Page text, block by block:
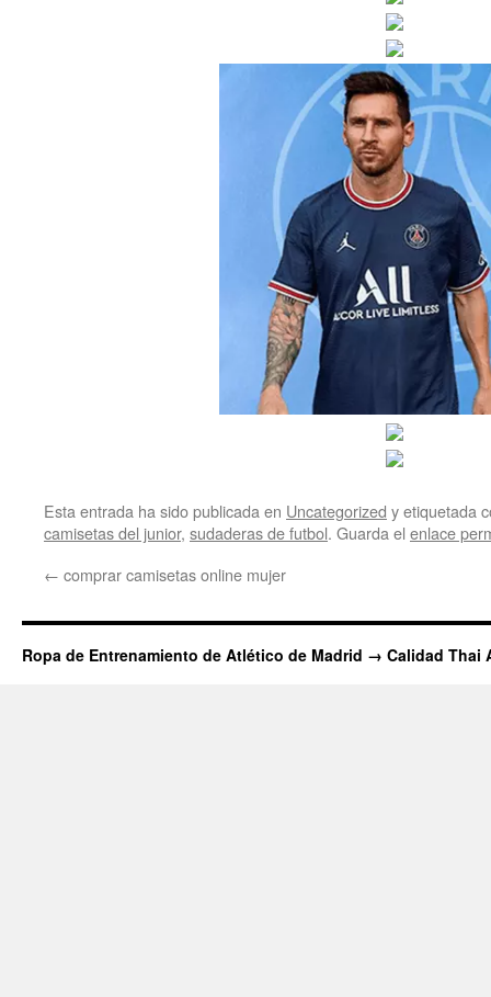
Esta entrada ha sido publicada en Uncategorized y etiquetada
camisetas del junior, sudaderas de futbol. Guarda el enlace
← comprar camisetas online mujer
Ropa de Entrenamiento de Atlético de Madrid → Calidad Thai